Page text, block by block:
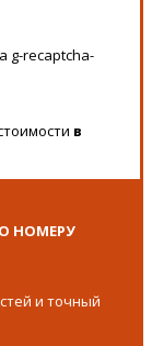
g-recaptcha-
в
НОМЕРУ
и точный